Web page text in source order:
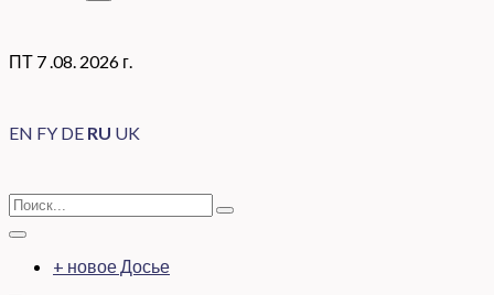
ПТ 7 .08. 2026 г.
EN FY DE RU UK
+ новое Досье